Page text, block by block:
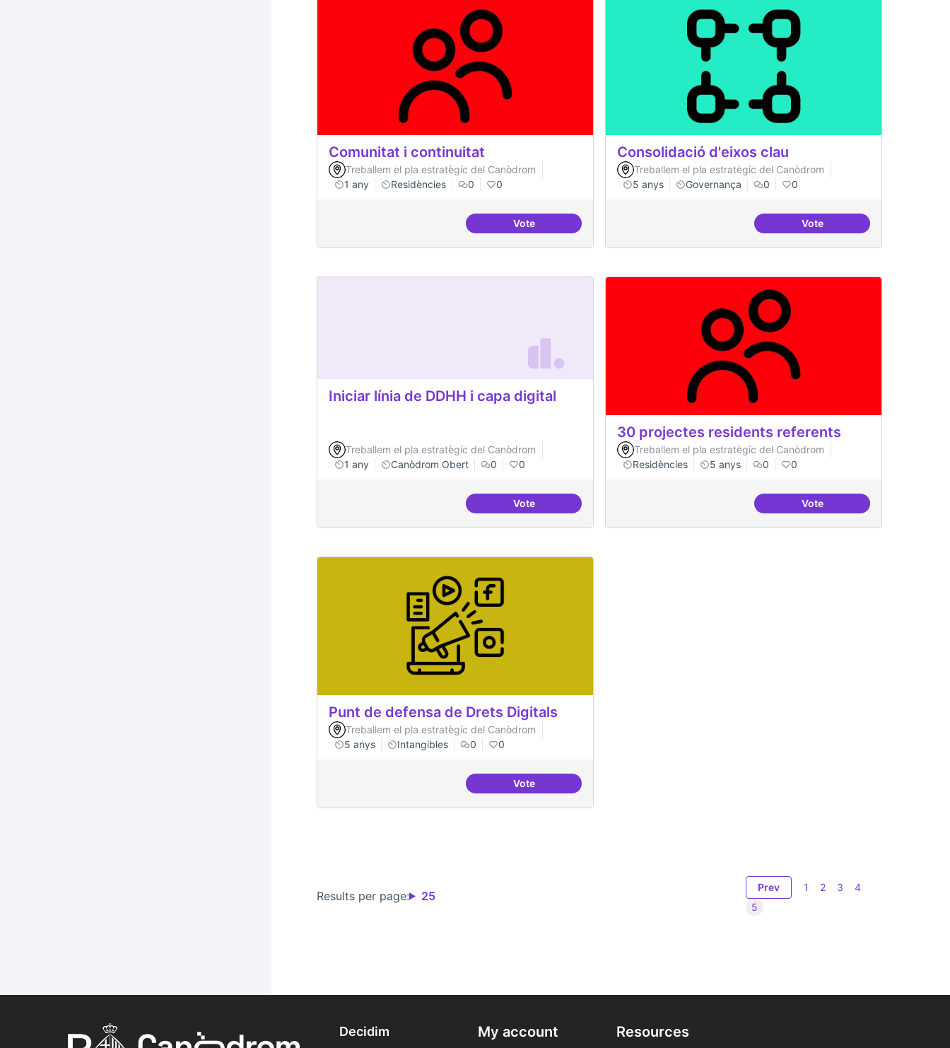
Comunitat i continuitat
Treballem el pla estratègic del Canòdrom
1 any
Residències 0 0
VoteComunitat i continuitat
Consolidació d'eixos clau
Treballem el pla estratègic del Canòdrom
5 anys
Governança 0 0
VoteConsolidació d'eixos clau
Iniciar línia de DDHH i capa digital
Treballem el pla estratègic del Canòdrom
1 any
Canòdrom Obert 0 0
VoteIniciar línia de DDHH i capa digital
30 projectes residents referents
Treballem el pla estratègic del Canòdrom
Residències
5 anys 0 0
Vote30 projectes residents
Punt de defensa de Drets Digitals
Treballem el pla estratègic del Canòdrom
5 anys
Intangibles 0 0
VotePunt de defensa de Drets Digitals
Results per page: 25
Prev 1 2 3
4
5
Decidim My account Resources